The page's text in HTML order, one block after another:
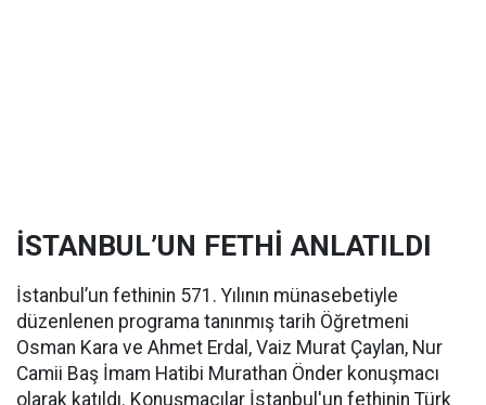
İSTANBUL’UN FETHİ ANLATILDI
İstanbul’un fethinin 571. Yılının münasebetiyle
düzenlenen programa tanınmış tarih Öğretmeni
Osman Kara ve Ahmet Erdal, Vaiz Murat Çaylan, Nur
Camii Baş İmam Hatibi Murathan Önder konuşmacı
olarak katıldı. Konuşmacılar İstanbul'un fethinin Türk